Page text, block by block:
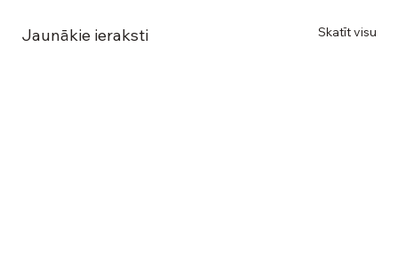
Jaunākie ieraksti Skatīt visu